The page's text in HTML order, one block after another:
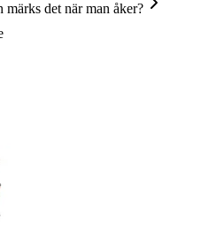
märks det när man åker?